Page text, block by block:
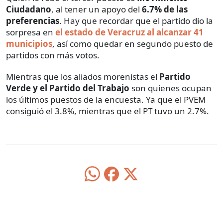
Ciudadano, al tener un apoyo del 6.7% de las
preferencias. Hay que recordar que el partido dio la
sorpresa en el estado de Veracruz al alcanzar 41
municipios, así como quedar en segundo puesto de
partidos con más votos.
Mientras que los aliados morenistas el Partido
Verde y el Partido del Trabajo son quienes ocupan
los últimos puestos de la encuesta. Ya que el PVEM
consiguió el 3.8%, mientras que el PT tuvo un 2.7%.